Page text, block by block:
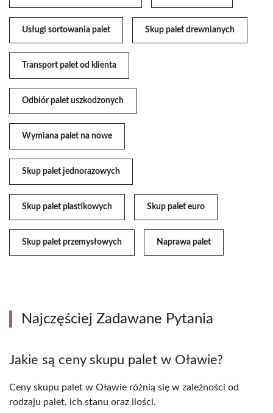
Usługi sortowania palet Skup palet drewnianych
Transport palet od klienta
Odbiór palet uszkodzonych
Wymiana palet na nowe
Skup palet jednorazowych
Skup palet plastikowych Skup palet euro
Skup palet przemysłowych Naprawa palet
Najczęściej Zadawane Pytania
Jakie są ceny skupu palet w Oławie?
Ceny skupu palet w Oławie różnią się w zależności od
rodzaju palet, ich stanu oraz ilości.